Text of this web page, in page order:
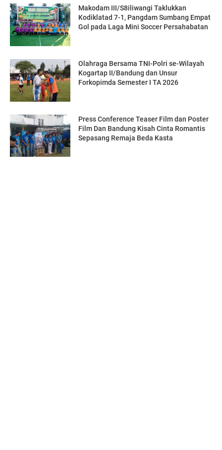
Makodam III/S8iliwangi Taklukkan
Kodiklatad 7-1, Pangdam Sumbang Empat
Gol pada Laga Mini Soccer Persahabatan
Olahraga Bersama TNI-Polri se-Wilayah
Kogartap II/Bandung dan Unsur
Forkopimda Semester I TA 2026
Press Conference Teaser Film dan Poster
Film Dan Bandung Kisah Cinta Romantis
Sepasang Remaja Beda Kasta